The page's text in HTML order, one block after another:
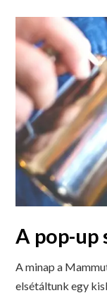
A pop-up
A minap a
elsétáltunk egy